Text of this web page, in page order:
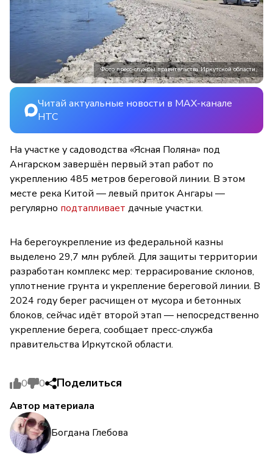
Фото пресс-службы правительства Иркутской области.
Читай актуальные новости в MAX-канале
НТС
На участке у садоводства «Ясная Поляна» под
Ангарском завершён первый этап работ по
укреплению 485 метров береговой линии. В этом
месте река Китой — левый приток Ангары —
регулярно подтапливает дачные участки.
На берегоукрепление из федеральной казны
выделено 29,7 млн рублей. Для защиты территории
разработан комплекс мер: террасирование склонов,
уплотнение грунта и укрепление береговой линии. В
2024 году берег расчищен от мусора и бетонных
блоков, сейчас идёт второй этап — непосредственно
укрепление берега, сообщает пресс-служба
правительства Иркутской области.
0 0 Поделиться
Автор материала
Богдана Глебова